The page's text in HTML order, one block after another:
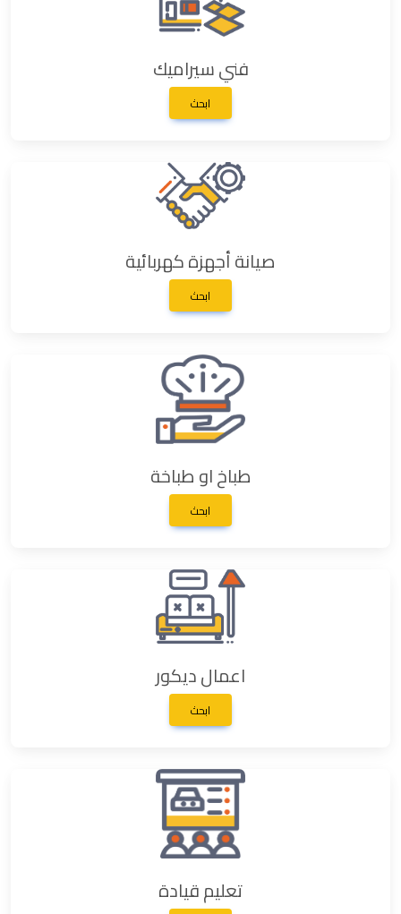
فني سيراميك
ابحث
صيانة أجهزة كهربائية
ابحث
طباخ او طباخة
ابحث
اعمال ديكور
ابحث
تعليم قيادة